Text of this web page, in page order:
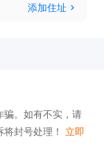
添加住址
骗。如有不实，请
封号处理！ 立即